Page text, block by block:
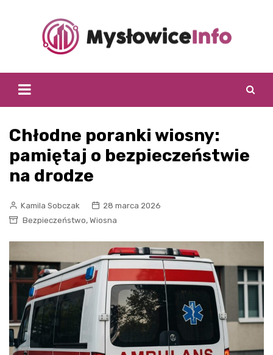
Chłodne poranki wiosny:
pamiętaj o bezpieczeństwie
na drodze
Kamila Sobczak
28 marca 2026
Bezpieczeństwo, Wiosna